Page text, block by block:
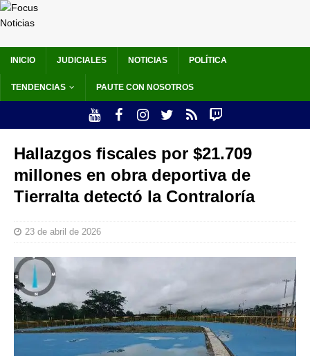
INICIO JUDICIALES NOTICIAS POLÍTICA
TENDENCIAS PAUTE CON NOSOTROS
Hallazgos fiscales por $21.709
millones en obra deportiva de
Tierralta detectó la Contraloría
23 de abril de 2026